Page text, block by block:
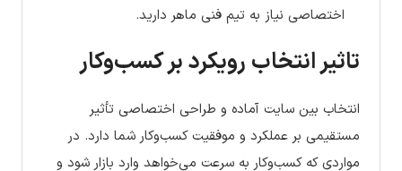
اختصاصی نیاز به تیم فنی ماهر دارید.
تاثیر انتخاب رویکرد بر کسب‌وکار
انتخاب بین سایت آماده و طراحی اختصاصی تأثیر
مستقیمی بر عملکرد و موفقیت کسب‌وکار شما دارد. در
مواردی که کسب‌وکار به سرعت می‌خواهد وارد بازار شود و